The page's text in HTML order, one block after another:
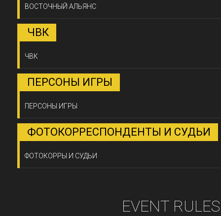
ВОСТОЧНЫЙ АЛЬЯНС
ЧВК
ЧВК
ПЕРСОНЫ ИГРЫ
ПЕРСОНЫ ИГРЫ
ФОТОКОРРЕСПОНДЕНТЫ И СУДЬИ
ФОТОКОРРЫ И СУДЬИ
EVENT